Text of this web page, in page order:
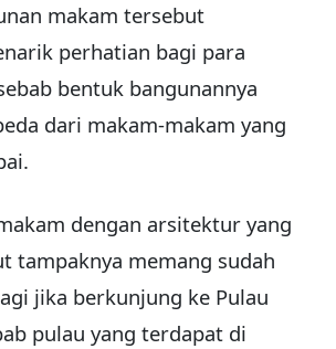
makam tersebut
perhatian bagi para
bentuk bangunannya
dari makam-makam yang
dengan arsitektur yang
tampaknya memang sudah
jika berkunjung ke Pulau
pulau yang terdapat di